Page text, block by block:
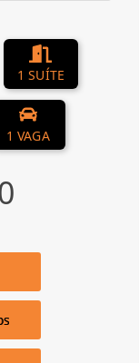
1 SUÍTE
1 VAGA